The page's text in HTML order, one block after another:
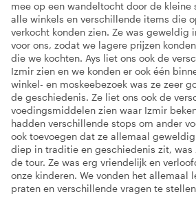
mee op een wandeltocht door de kleine
alle winkels en verschillende items die
verkocht konden zien. Ze was geweldig
voor ons, zodat we lagere prijzen
die we kochten. Ays liet ons ook de
Izmir zien en we konden er ook één
winkel- en moskeebezoek was ze zeer
de geschiedenis. Ze liet ons ook de
voedingsmiddelen zien waar Izmir
hadden verschillende stops om ander
ook toevoegen dat ze allemaal
diep in traditie en geschiedenis zit, was
de tour. Ze was erg vriendelijk en
onze kinderen. We vonden het allemaal
praten en verschillende vragen te